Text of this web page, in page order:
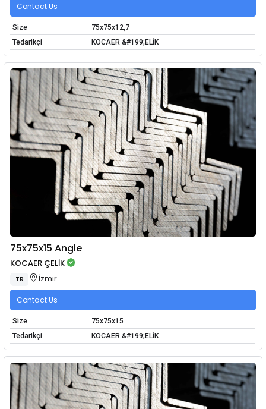
Contact Us
Size
75x75x12,7
Tedarikçi
KOCAER &#199;ELİK
75x75x15 Angle
KOCAER ÇELİK
TR İzmir
Contact Us
Size
75x75x15
Tedarikçi
KOCAER &#199;ELİK